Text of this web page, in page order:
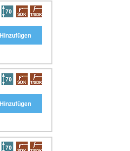
Hinzufügen
Hinzufügen